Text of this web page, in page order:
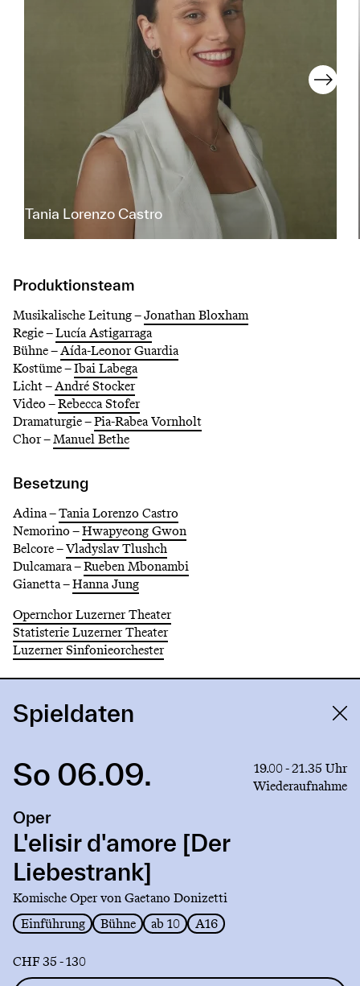
Tania Lorenzo Castro
Produktionsteam
Musikalische Leitung –Jonathan Bloxham
Regie –Lucía Astigarraga
Bühne –Aída-Leonor Guardia
Kostüme –Ibai Labega
Licht –André Stocker
Video –Rebecca Stofer
Dramaturgie –Pia-Rabea Vornholt
Chor –Manuel Bethe
Besetzung
Adina –Tania Lorenzo Castro
Nemorino –Hwapyeong Gwon
Belcore –Vladyslav Tlushch
Dulcamara –Rueben Mbonambi
Gianetta –Hanna Jung
Opernchor Luzerner Theater
Statisterie Luzerner Theater
Luzerner Sinfonieorchester
Spieldaten
Link
L'elisir
d'amore
[Der
Liebestrank]
So 06.09.
19.00 - 21.35 Uhr
Wiederaufnahme
Oper
L'elisir d'amore [Der
Liebestrank]
Komische Oper von Gaetano Donizetti
Einführung
Bühne ab 10 A16
CHF 35 - 130